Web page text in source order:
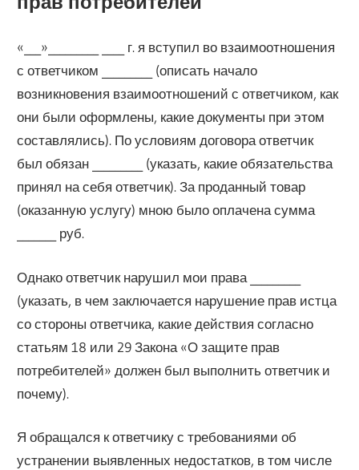
«___»_________ ____ г. я вступил во взаимоотношения
с ответчиком _________ (описать начало
возникновения взаимоотношений с ответчиком, как
они были оформлены, какие документы при этом
составлялись). По условиям договора ответчик
был обязан _________ (указать, какие обязательства
принял на себя ответчик). За проданный товар
(оказанную услугу) мною было оплачена сумма
_______ руб.
Однако ответчик нарушил мои права _________
(указать, в чем заключается нарушение прав истца
со стороны ответчика, какие действия согласно
статьям 18 или 29 Закона «О защите прав
потребителей» должен был выполнить ответчик и
почему).
Я обращался к ответчику с требованиями об
устранении выявленных недостатков, в том числе